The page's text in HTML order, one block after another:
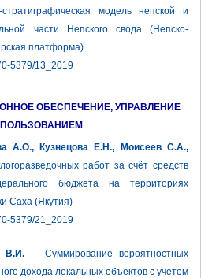
модель непской и
части Непского свода (Непско-
платформа)
5379/13_2019
ОБЕСПЕЧЕНИЕ, УПРАВЛЕНИЕ
А.О., Кузнецова Е.Н., Моисеев С.А.,
работ за счёт средств
бюджета на территориях
Саха (Якутия)
5379/21_2019
В.И. Суммирование вероятностных
дохода локальных объектов с учетом